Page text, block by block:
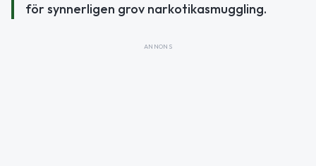
för synnerligen grov narkotikasmuggling.
ANNONS